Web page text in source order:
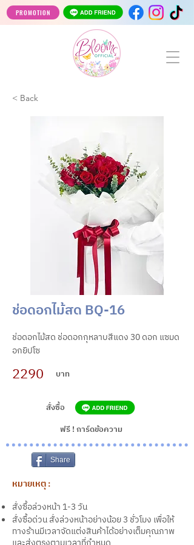
PROMOTION
< Back
ช่อดอกไม้สด BQ-16
ช่อดอกไม้สด ช่อดอกกุหลาบสีแดง 30 ดอก แซมด
อกยิปโซ
2290 บาท
สั่งซื้อ
ฟรี ! การ์ดข้อความ
Share
หมายเหตุ :
สั่งซื้อล่วงหน้า 1-3 วัน
สั่งซื้อด่วน สั่งล่วงหน้าอย่างน้อย 3 ชั่วโมง เพื่อให้
ทางร้านมีเวลาจัดแต่งสินค้าได้อย่างเต็มคุณภาพ